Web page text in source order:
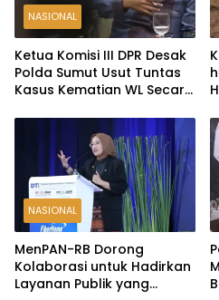
NASIONAL
Ketua Komisi III DPR Desak
Polda Sumut Usut Tuntas
Kasus Kematian WL Secara
NASIONAL
MenPAN-RB Dorong
Kolaborasi untuk Hadirkan
Layanan Publik yang